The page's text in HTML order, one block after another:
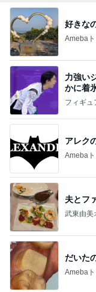
好きな
Ameba
力強い
かに着
なす
フィギュ
アレク
Ameba
夫とフ
武東由美
だいた
Ameba